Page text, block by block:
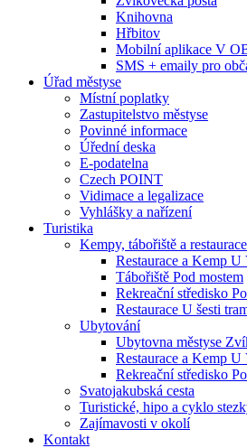
Knihovna
Hřbitov
Mobilní aplikace V
SMS + emaily pro
Úřad městyse
Místní poplatky
Zastupitelstvo městyse
Povinné informace
Úřední deska
E-podatelna
Czech POINT
Vidimace a legalizace
Vyhlášky a nařízení
Turistika
Kempy, tábořiště a restaurace
Restaurace a Kemp U
Tábořiště Pod mostem
Rekreační středisko
Restaurace U šesti
Ubytování
Ubytovna městyse
Restaurace a Kemp U
Rekreační středisko
Svatojakubská cesta
Turistické, hipo a cyklo
Zajímavosti v okolí
Kontakt